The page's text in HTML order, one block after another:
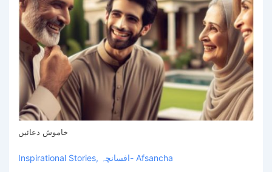
خاموش دعائیں
Inspirational Stories, افسانچہ- Afsancha